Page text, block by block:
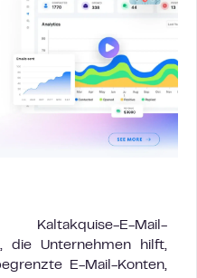
E-Mail-
die Unternehmen hilft,
E-Mail-Konten,